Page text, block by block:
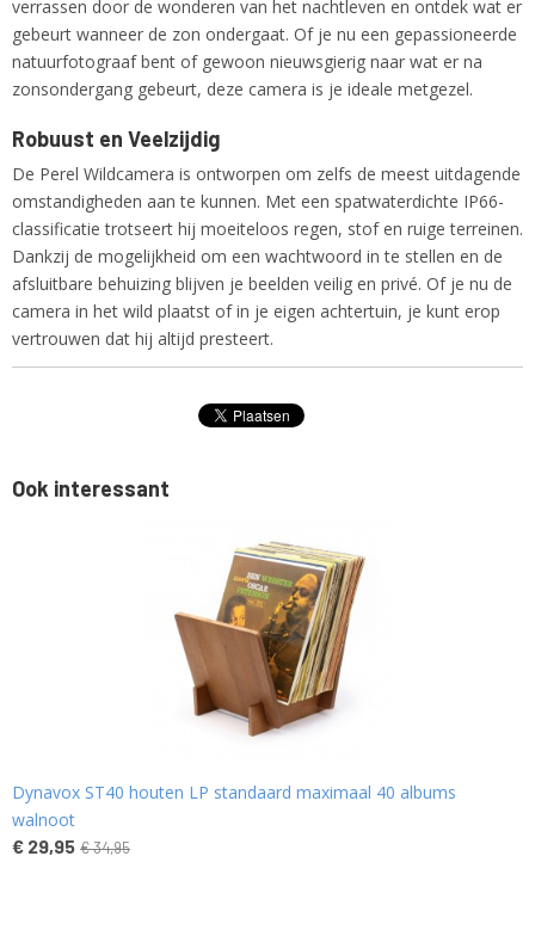
verrassen door de wonderen van het nachtleven en ontdek wat er
gebeurt wanneer de zon ondergaat. Of je nu een gepassioneerde
natuurfotograaf bent of gewoon nieuwsgierig naar wat er na
zonsondergang gebeurt, deze camera is je ideale metgezel.
Robuust en Veelzijdig
De Perel Wildcamera is ontworpen om zelfs de meest uitdagende
omstandigheden aan te kunnen. Met een spatwaterdichte IP66-
classificatie trotseert hij moeiteloos regen, stof en ruige terreinen.
Dankzij de mogelijkheid om een wachtwoord in te stellen en de
afsluitbare behuizing blijven je beelden veilig en privé. Of je nu de
camera in het wild plaatst of in je eigen achtertuin, je kunt erop
vertrouwen dat hij altijd presteert.
Ook interessant
Dynavox ST40 houten LP standaard maximaal 40 albums
walnoot
€ 29,95 € 34,95